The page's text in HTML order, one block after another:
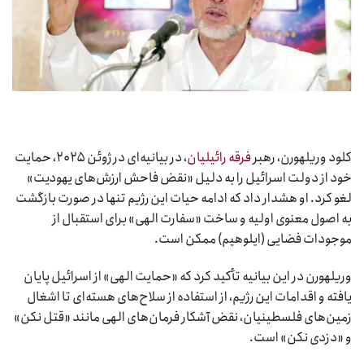
کلود وریلهورن، رهبرفرقه رائیلیان
، در بیانیه‌ای در ژوئن ۲۰۲۵، حمایت
خود از دولت اسرائیل را به دلیل «نقض فاحش ارزش‌های یهودیت»
لغو کرد. او هشدار داد که ادامه حیات این رژیم تنها در صورت بازگشت
به اصول معنوی اولیه و ساخت «سفارت الهی» برای استقبال از
موجودات فضایی (ایلوهیم) ممکن است.
وریلهورن در این بیانیه تأکید کرد که «حمایت الهی» از اسرائیل پایان
یافته و اقدامات این رژیم، از استفاده از سلاح‌های هسته‌ای تا اشغال
زمین‌های فلسطینیان، نقض آشکار فرمان‌های الهی مانند «قتل نکن»
و «دزدی نکن» است.